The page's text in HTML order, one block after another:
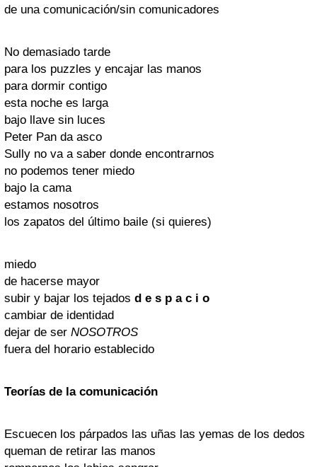
de una comunicación/sin comunicadores
No demasiado tarde
para los puzzles y encajar las manos
para dormir contigo
esta noche es larga
bajo llave sin luces
Peter Pan da asco
Sully no va a saber donde encontrarnos
no podemos tener miedo
bajo la cama
estamos nosotros
los zapatos del último baile (si quieres)
miedo
de hacerse mayor
subir y bajar los tejados d e s p a c i o
cambiar de identidad
dejar de ser NOSOTROS
fuera del horario establecido
Teorías de la comunicación
Escuecen los párpados las uñas las yemas de los dedos
queman de retirar las manos